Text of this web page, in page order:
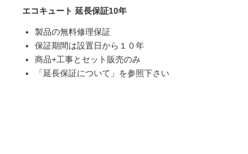
エコキュート 延長保証10年
製品の無料修理保証
保証期間は設置日から１０年
商品+工事とセット販売のみ
「延長保証について」を参照下さい